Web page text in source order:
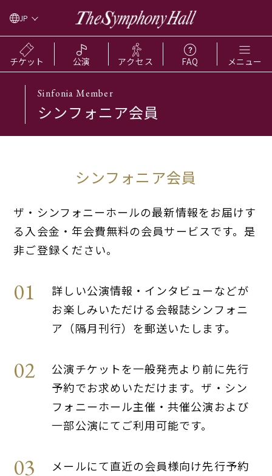
JP
チケット 公演 アクセス FAQ メニュー
Sinfonia Member
シンフォニア会員
シンフォニア会員
ザ・シンフォニーホールの最新情報をお届けす
る入会金・年会費無料の会員サービスです。是
非ご登録ください。
詳しい公演情報・インタビューなどが
お楽しみいただける会報誌シンフォニ
ア（隔月刊行）を郵送いたします。
公演チケットを一般発売より前に先行
予約でお求めいただけます。ザ・シン
フォニーホール主催・共催公演および
一部公演にてご利用可能です。
メールにて直近の会員様向け先行予約